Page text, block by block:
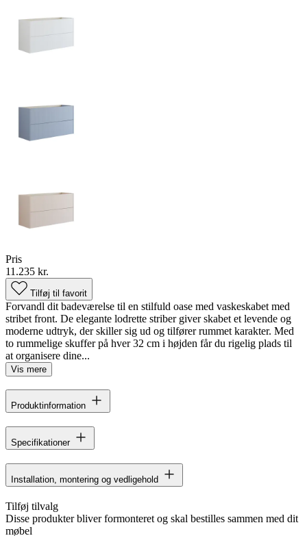
Pris
11.235 kr.
Tilføj til favorit
Forvandl dit badeværelse til en stilfuld oase med vaskeskabet med
stribet front. De elegante lodrette striber giver skabet et levende og
moderne udtryk, der skiller sig ud og tilfører rummet karakter. Med
to rummelige skuffer på hver 32 cm i højden får du rigelig plads til
at organisere dine...
Vis mere
Produktinformation
Specifikationer
Installation, montering og vedligehold
Tilføj tilvalg
Disse produkter bliver formonteret og skal bestilles sammen med dit
møbel